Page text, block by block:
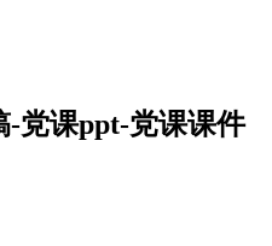
-党课ppt-党课课件